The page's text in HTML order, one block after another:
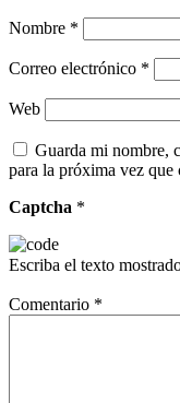
Nombre *
Correo electrónico *
Web
Guarda mi nombre,
para la próxima vez que
Captcha *
Escriba el texto
Comentario *